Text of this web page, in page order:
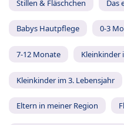
Stillen & Fläschchen Das
Babys Hautpflege 0-3
7-12 Monate Kleinkinder
Kleinkinder im 3. Lebensjahr
Eltern in meiner Region